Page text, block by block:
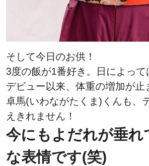
そして今日のお供！
3度の飯が1番好き。日によって
デビュー以来、体重の増加が止
卓馬(いわながたくま)くんも、
えきれません！
今にもよだれが垂れ
な表情です(笑)